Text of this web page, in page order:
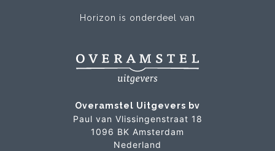
Horizon is onderdeel van
Overamstel Uitgevers bv
Paul van Vlissingenstraat 18
1096 BK Amsterdam
Nederland